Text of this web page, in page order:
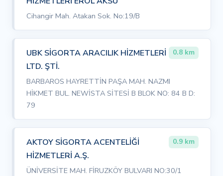
Cihangir Mah. Atakan Sok. No:19/B
UBK SİGORTA ARACILIK HİZMETLERİ
LTD. ŞTİ.
0.8 km
BARBAROS HAYRETTİN PAŞA MAH. NAZMI
HİKMET BUL. NEWİSTA SİTESİ B BLOK NO: 84 B D:
79
AKTOY SİGORTA ACENTELİĞİ
HİZMETLERİ A.Ş.
0.9 km
ÜNİVERSİTE MAH. FİRUZKÖY BULVARI NO:30/1